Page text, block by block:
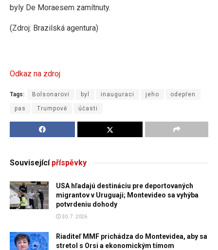
byly De Moraesem zamítnuty.
(Zdroj: Brazilská agentura)
Odkaz na zdroj
Tags: Bolsonarovi byl inauguraci jeho odepřen
pas Trumpově účasti
Souvisejícípříspěvky
USA hľadajú destináciu pre deportovaných
migrantov v Uruguaji; Montevideo sa vyhýba
potvrdeniu dohody
30. 7. 2026
Riaditeľ MMF prichádza do Montevidea, aby sa
stretol s Orsi a ekonomickým tímom